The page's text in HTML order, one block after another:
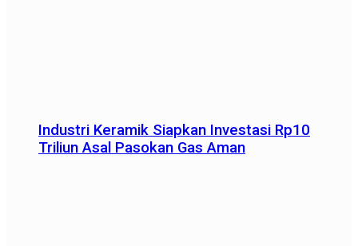
Industri Keramik Siapkan Investasi Rp10
Triliun Asal Pasokan Gas Aman